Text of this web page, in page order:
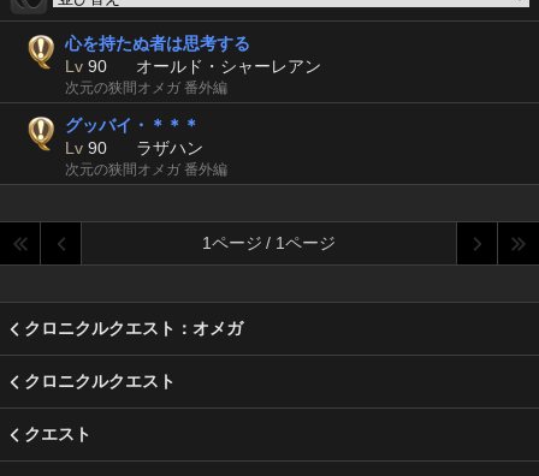
心を持たぬ者は思考する
Lv 90 オールド・シャーレアン
次元の狭間オメガ 番外編
グッバイ・＊＊＊
Lv 90 ラザハン
次元の狭間オメガ 番外編
1ページ / 1ページ
クロニクルクエスト：オメガ
クロニクルクエスト
クエスト